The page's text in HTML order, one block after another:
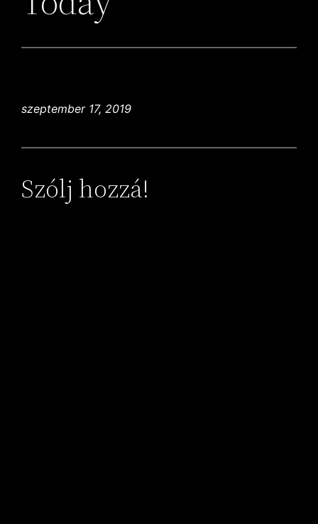
szeptember 17, 2019
Szólj hozzá!